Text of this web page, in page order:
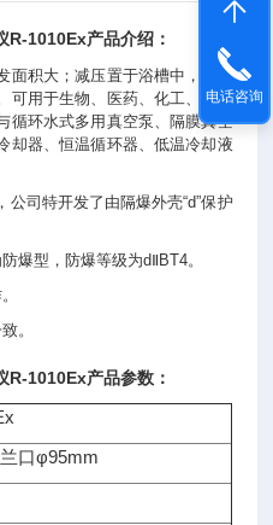
R-1010Ex产品介绍：
面积大；减压置于浴槽中，边旋
可用于生物、医药、化工、食品
循环水式多用真空泵、隔膜真空
却器、恒温循环器、低温冷却液
司特开发了由隔爆外壳“d”保护
爆型，防爆等级为dⅡBT4。
。
R-1010Ex产品参数：
口φ95mm
电话咨询